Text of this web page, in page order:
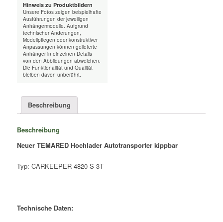
Hinweis zu Produktbildern
Unsere Fotos zeigen beispielhafte
Ausführungen der jeweiligen
Anhängermodelle. Aufgrund
technischer Änderungen,
Modellpflegen oder konstruktiver
Anpassungen können gelieferte
Anhänger in einzelnen Details
von den Abbildungen abweichen.
Die Funktionalität und Qualität
bleiben davon unberührt.
Beschreibung
Beschreibung
Neuer TEMARED Hochlader Autotransporter kippbar
Typ: CARKEEPER 4820 S 3T
Technische Daten: